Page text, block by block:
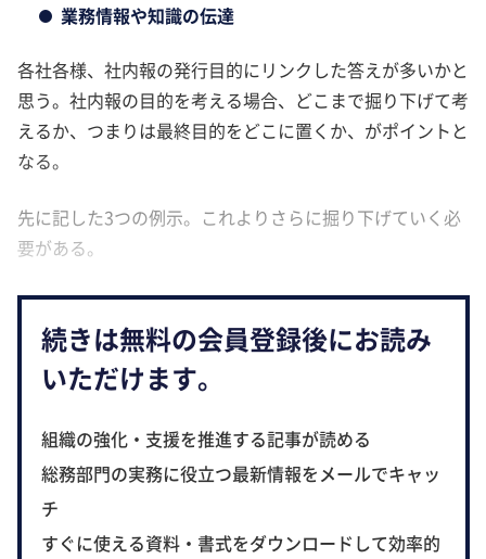
業務情報や知識の伝達
各社各様、社内報の発行目的にリンクした答えが多いかと
思う。社内報の目的を考える場合、どこまで掘り下げて考
えるか、つまりは最終目的をどこに置くか、がポイントと
なる。
先に記した3つの例示。これよりさらに掘り下げていく必
要がある。
続きは無料の会員登録後にお読み
いただけます。
組織の強化・支援を推進する記事が読める
総務部門の実務に役立つ最新情報をメールでキャッ
チ
すぐに使える資料・書式をダウンロードして効率的